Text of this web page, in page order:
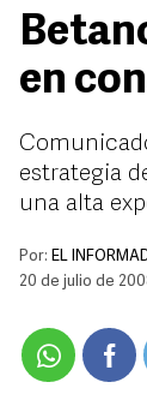
en
estrategia
una alta
Por: EL
20 de julio de